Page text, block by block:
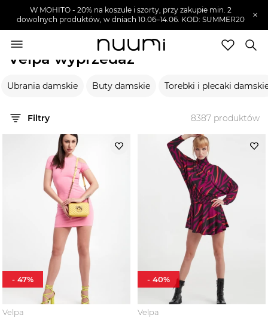
W MOHITO - 20% na koszule i szorty, przy zakupie min. 2
dowolnych produktów, w dniach 10.06–14.06. KOD: SUMMER20
×
Wyprzedaże
Velpa wyprzedaż
Ubrania damskie Buty damskie Torebki i plecaki
Filtry 8387 produktów
Velpa
- 47%
Velpa
- 40%